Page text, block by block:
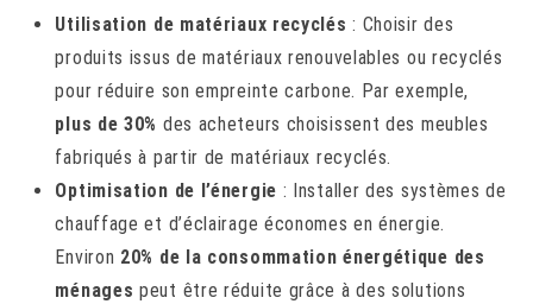
Utilisation de matériaux recyclés : Choisir des
produits issus de matériaux renouvelables ou recyclés
pour réduire son empreinte carbone. Par exemple,
plus de 30% des acheteurs choisissent des meubles
fabriqués à partir de matériaux recyclés.
Optimisation de l’énergie : Installer des systèmes de
chauffage et d’éclairage économes en énergie.
Environ 20% de la consommation énergétique des
ménages peut être réduite grâce à des solutions